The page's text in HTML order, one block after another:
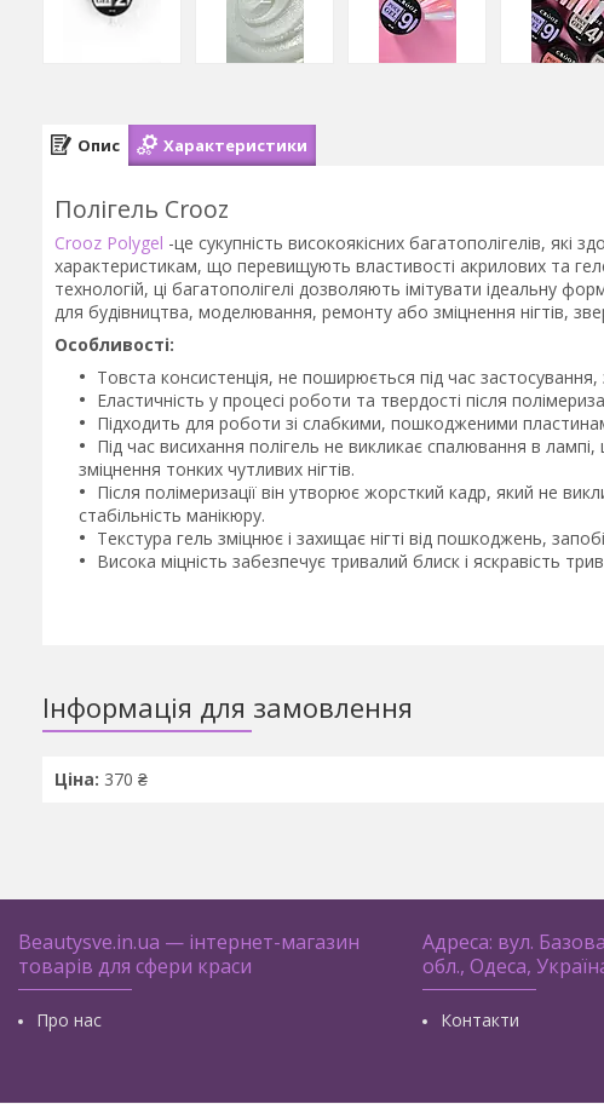
Опис Характеристики
Полігель Crooz
Crooz Polygel -це сукупність високоякісних багатополігелів, які
характеристикам, що перевищують властивості акрилових та
технологій, ці багатополігелі дозволяють імітувати ідеальну
для будівництва, моделювання, ремонту або зміцнення нігтів,
Особливості:
Товста консистенція, не поширюється під час
Еластичність у процесі роботи та твердості після
Підходить для роботи зі слабкими, пошкодженими
Під час висихання полігель не викликає спалювання в
зміцнення тонких чутливих нігтів.
Після полімеризації він утворює жорсткий кадр, який не
стабільність манікюру.
Текстура гель зміцнює і захищає нігті від пошкоджень,
Висока міцність забезпечує тривалий блиск і яскравість
Інформація для замовлення
Ціна: 370 ₴
Beautysve.in.ua — інтернет-магазин
товарів для сфери краси
Про нас
Адреса: вул.
обл., Одеса,
Контакти